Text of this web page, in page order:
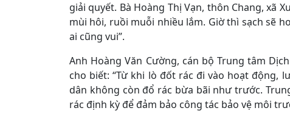
giải quyết. Bà Hoàng Thị Vạn, thôn Chang, xã
mùi hôi, ruồi muỗi nhiều lắm. Giờ thì sạch sẽ
ai cũng vui”.
Anh Hoàng Văn Cường, cán bộ Trung tâm
cho biết: “Từ khi lò đốt rác đi vào hoạt động,
dân không còn đổ rác bừa bãi như trước.
rác định kỳ để đảm bảo công tác bảo vệ môi